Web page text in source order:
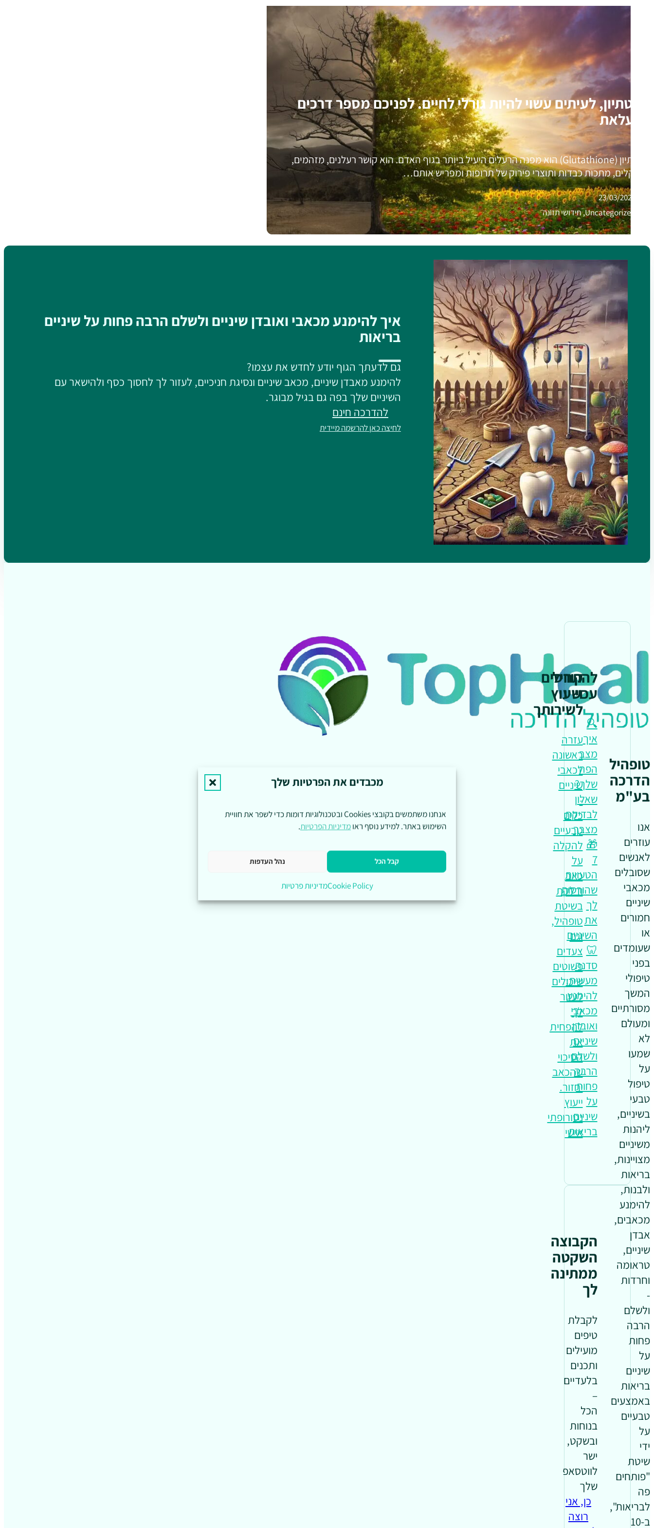
מכבדים את הפרטיות שלך
אנחנו משתמשים בקובצי Cookies ובטכנולוגיות דומות כדי לשפר את חוויית
השימוש באתר. למידע נוסף ראומדיניות הפרטיות.
קבל הכל נהל העדפות
Cookie Policyמדיניות פרטיות
גלוטתיון, לעיתים עשוי להיות גורלי לחיים. לפניכם מספר דרכים
להעלאת
גלוטתיון (Glutathione) הוא מפנה הרעלים היעיל ביותר בגוף האדם. הוא קושר רעלנים, מזהמים,
כימיקלים, מתכות כבדות ותוצרי פירוק של תרופות ומפריש אותם…
23/03/2021
Uncategorized, חידושי תזונה
איך להימנע מכאבי ואובדן שיניים ולשלם הרבה פחות על שיניים
בריאות
גם לדעתך הגוף יודע לחדש את עצמו?
להימנע מאבדן שיניים, מכאב שיניים ונסיגת חניכיים, לעזור לך לחסוך כסף ולהישאר עם
השיניים שלך בפה גם בגיל מבוגר.
להדרכה חינם
לחיצה כאן להרשמה מיידית
טופהיל
הדרכה
בע"מ
אנו
עוזרים
לאנשים
שסובלים
מכאבי
שיניים
חמורים
או
שעומדים
בפני
טיפולי
המשך
מסורתיים
ומעולם
לא
שמעו
על
טיפול
טבעי
בשיניים,
ליהנות
משיניים
מצויינות,
בריאות
ולבנות,
להימנע
מכאבים,
אבדן
שיניים,
טראומה
וחרדות
-
ולשלם
הרבה
פחות
על
שיניים
בריאות
באמצעים
טבעיים
על
ידי
שיטת
"פותחים
פה
לבריאות",
ב-10
להתחיל
עכשיו
🔍
איך
מצב
הפה
שלך?
שאלון
לבדיקת
מצבך
🎁
7
הטעויות
שהורסות
לך
את
השיניים
🦷
סדנה
מעשית:
להימנע
מכאבי
ואובדן
שיניים
ולשלם
הרבה
פחות
על
שיניים
בריאות
קורסים
וייעוץ
לשירותך
עזרה
ראשונה
לכאבי
שיניים
-
כלים
טבעיים
להקלה
על
כאב
ודלקת
בשיטת
טופהיל,
וגם
צעדים
פשוטים
שיכולים
לעזור
לך
להפחית
את
הסיכוי
שהכאב
יחזור.
ייעוץ
נטורופתי
אישי
הקבוצה
השקטה
ממתינה
לך
לקבלת
טיפים
מועילים
ותכנים
בלעדיים
–
הכל
בנוחות
ובשקט,
ישר
לווטסאפ
שלך
כן, אני
רוצה